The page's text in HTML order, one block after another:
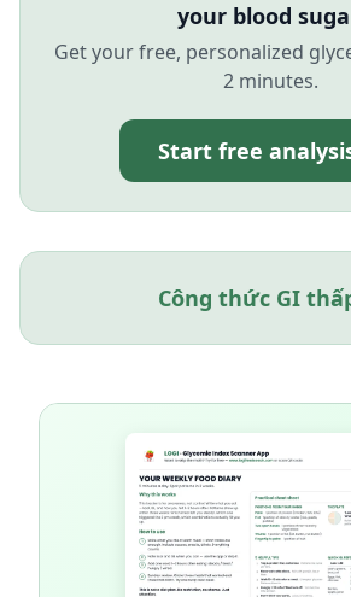
your blood
Get your free, personalized
2 minutes.
Start free
Công thức GI